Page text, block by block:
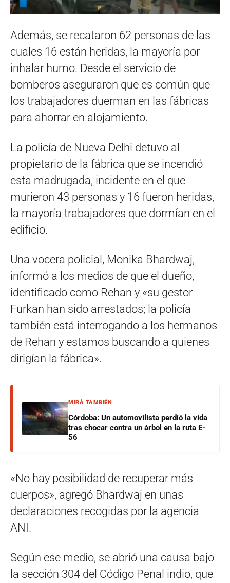
Además, se recataron 62 personas de las
cuales 16 están heridas, la mayoría por
inhalar humo. Desde el servicio de
bomberos aseguraron que es común que
los trabajadores duerman en las fábricas
para ahorrar en alojamiento.
La policía de Nueva Delhi detuvo al
propietario de la fábrica que se incendió
esta madrugada, incidente en el que
murieron 43 personas y 16 fueron heridas,
la mayoría trabajadores que dormían en el
edificio.
Una vocera policial, Monika Bhardwaj,
informó a los medios de que el dueño,
identificado como Rehan y «su gestor
Furkan han sido arrestados; la policía
también está interrogando a los hermanos
de Rehan y estamos buscando a quienes
dirigían la fábrica».
MIRÁ TAMBIÉN
Córdoba: Un automovilista perdió la vida
tras chocar contra un árbol en la ruta E-
56
«No hay posibilidad de recuperar más
cuerpos», agregó Bhardwaj en unas
declaraciones recogidas por la agencia
ANI.
Según ese medio, se abrió una causa bajo
la sección 304 del Código Penal indio, que